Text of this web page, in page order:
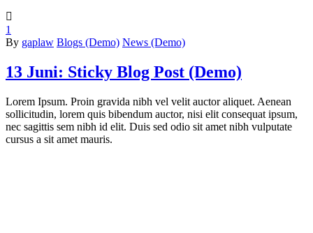

1
By gaplaw Blogs (Demo) News (Demo)
13 Juni: Sticky Blog Post (Demo)
Lorem Ipsum. Proin gravida nibh vel velit auctor aliquet. Aenean
sollicitudin, lorem quis bibendum auctor, nisi elit consequat ipsum,
nec sagittis sem nibh id elit. Duis sed odio sit amet nibh vulputate
cursus a sit amet mauris.